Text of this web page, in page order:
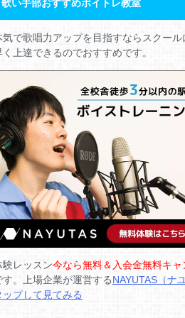
歌い手部おすすめボイトレ教室
気で歌唱力アップを目指すならスクール
く上達できるのでおすすめです。
験レッスン今なら無料＆入会金無料キャ
す。上場企業が運営するNAYUTAS（ナ
ップして見てみる